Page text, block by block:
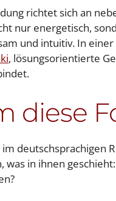
richtet sich an
nur energetisch,
und intuitiv. In
, lösungsorientierte
diese
deutschsprachigen
was in ihnen